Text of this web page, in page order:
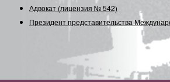
Адвокат (лицензия № 542)
Президент представительства